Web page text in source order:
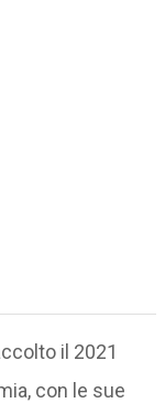
il 2021
con le sue